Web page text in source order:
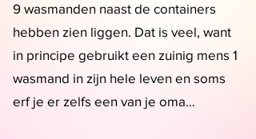
9 wasmanden naast de containers
hebben zien liggen. Dat is veel, want
in principe gebruikt een zuinig mens 1
wasmand in zijn hele leven en soms
erf je er zelfs een van je oma…